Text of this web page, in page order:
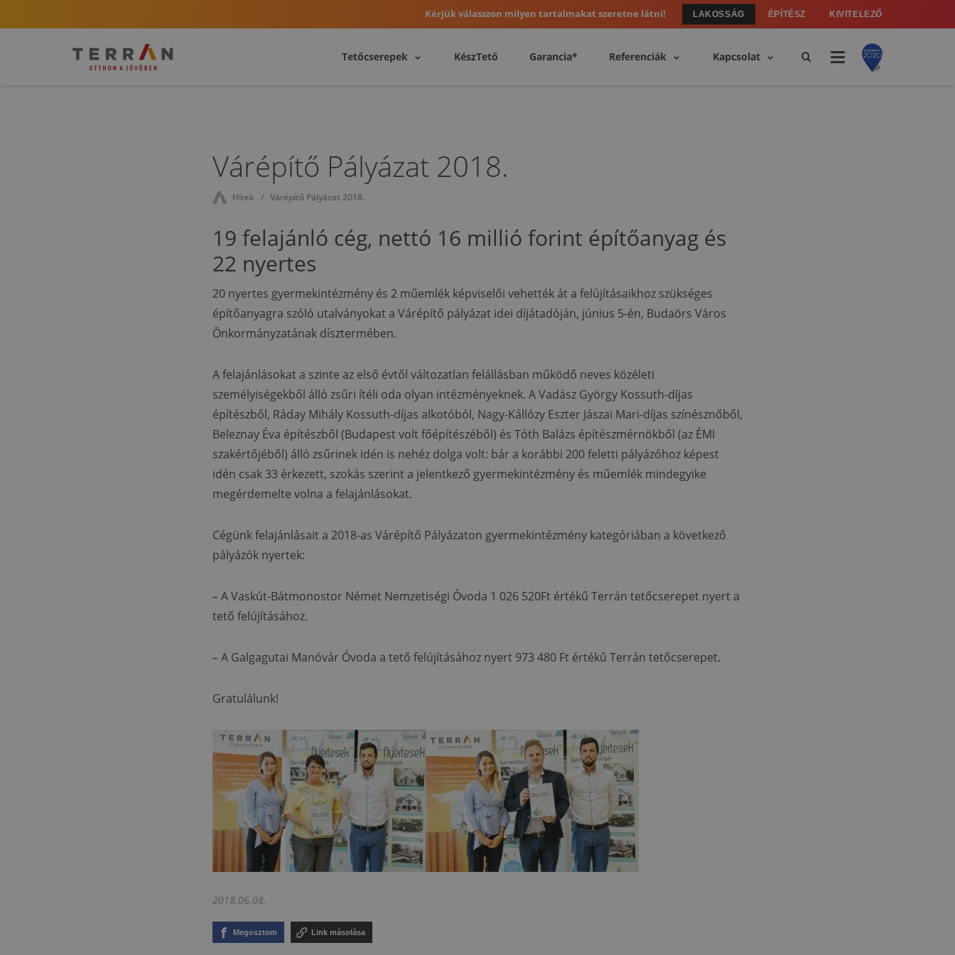
Kérjük válasszon milyen tartalmakat szeretne látni! LAKOSSÁG ÉPÍTÉSZ KIVITELEZŐ
Tetőcserepek KészTető Garancia* Referenciák Kapcsolat
Várépítő Pályázat 2018.
Hírek Várépítő Pályázat 2018.
19 felajánló cég, nettó 16 millió forint építőanyag és
22 nyertes
20 nyertes gyermekintézmény és 2 műemlék képviselői vehették át a felújításaikhoz szükséges
építőanyagra szóló utalványokat a Várépítő pályázat idei díjátadóján, június 5-én, Budaörs Város
Önkormányzatának dísztermében.
A felajánlásokat a szinte az első évtől változatlan felállásban működő neves közéleti
személyiségekből álló zsűri ítéli oda olyan intézményeknek. A Vadász György Kossuth-díjas
építészből, Ráday Mihály Kossuth-díjas alkotóból, Nagy-Kállózy Eszter Jászai Mari-díjas színésznőből,
Beleznay Éva építészből (Budapest volt főépítészéből) és Tóth Balázs építészmérnökből (az ÉMI
szakértőjéből) álló zsűrinek idén is nehéz dolga volt: bár a korábbi 200 feletti pályázóhoz képest
idén csak 33 érkezett, szokás szerint a jelentkező gyermekintézmény és műemlék mindegyike
megérdemelte volna a felajánlásokat.
Cégünk felajánlásait a 2018-as Várépítő Pályázaton gyermekintézmény kategóriában a következő
pályázók nyertek:
– A Vaskút-Bátmonostor Német Nemzetiségi Óvoda 1 026 520Ft értékű Terrán tetőcserepet nyert a
tető felújításához.
– A Galgagutai Manóvár Óvoda a tető felújításához nyert 973 480 Ft értékű Terrán tetőcserepet.
Gratulálunk!
2018.06.08.
Megosztom Link másolása